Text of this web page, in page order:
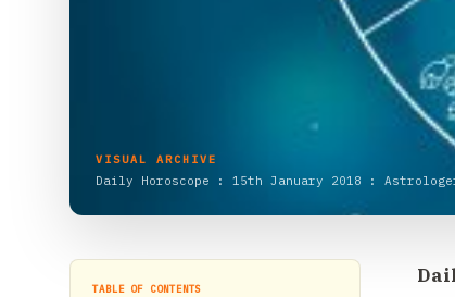
VISUAL ARCHIVE
Daily Horoscope : 15th January 2018 : Astrologer
TABLE OF CONTENTS